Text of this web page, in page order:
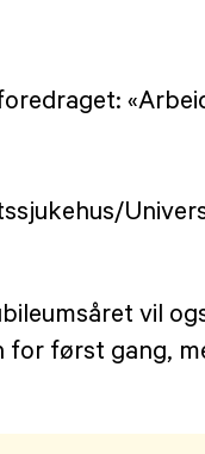
vil
først gang,